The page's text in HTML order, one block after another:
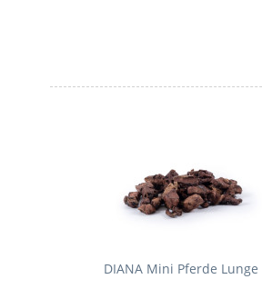
DIANA Mini Pferde Lunge